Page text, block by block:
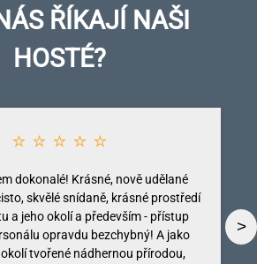
ŘÍKAJÍ NAŠI
HOSTÉ?
⭐ ⭐ ⭐ ⭐ ⭐
dokonalé! Krásné, nově udělané
skvělé snídaně, krásné prostředí
a jeho okolí a především - přístup
opravdu bezchybný! A jako
okolí tvořené nádhernou přírodou,
>